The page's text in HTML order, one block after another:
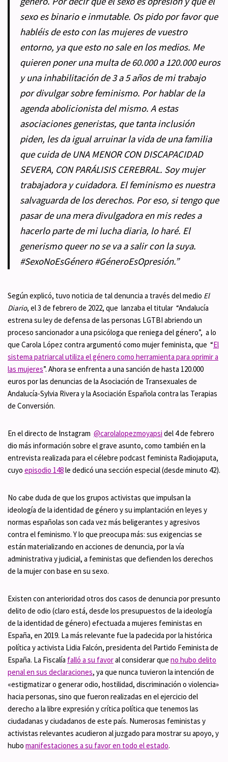
sexo es binario e inmutable. Os pido por favor que
habléis de esto con las mujeres de vuestro
entorno, ya que esto no sale en los medios. Me
quieren poner una multa de 60.000 a 120.000 euros
y una inhabilitación de 3 a 5 años de mi trabajo
por divulgar sobre feminismo. Por hablar de la
agenda abolicionista del mismo. A estas
asociaciones generistas, que tanta inclusión
piden, les da igual arruinar la vida de una familia
que cuida de UNA MENOR CON DISCAPACIDAD
SEVERA, CON PARÁLISIS CEREBRAL. Soy mujer
trabajadora y cuidadora. El feminismo es nuestra
salvaguarda de los derechos. Por eso, si tengo que
pasar de una mera divulgadora en mis redes a
hacerlo parte de mi lucha diaria, lo haré. El
generismo queer no se va a salir con la suya.
#SexoNoEsGénero #GéneroEsOpresión.”
Según explicó, tuvo noticia de tal denuncia a través del medio El
Diario, el 3 de febrero de 2022, que lanzaba el titular “Andalucía
estrena su ley de defensa de las personas LGTBI abriendo un
proceso sancionador a una psicóloga que reniega del género”, a lo
que Carola López contra argumentó como mujer feminista, que “El
sistema patriarcal utiliza el género como herramienta para oprimir a
las mujeres”. Ahora se enfrenta a una sanción de hasta 120.000
euros por las denuncias de la Asociación de Transexuales de
Andalucía-Sylvia Rivera y la Asociación Española contra las Terapias
de Conversión.
En el directo de Instagram @carolalopezmoyapsi del 4 de febrero
dio más información sobre el grave asunto, como también en la
entrevista realizada para el célebre podcast feminista Radiojaputa,
cuyo episodio 148le dedicó una sección especial (desde minuto 42).
No cabe duda de que los grupos activistas que impulsan la
ideología de la identidad de género y su implantación en leyes y
normas españolas son cada vez más beligerantes y agresivos
contra el feminismo. Y lo que preocupa más: sus exigencias se
están materializando en acciones de denuncia, por la vía
administrativa y judicial, a feministas que defienden los derechos
de la mujer con base en su sexo.
Existen con anterioridad otros dos casos de denuncia por presunto
delito de odio (claro está, desde los presupuestos de la ideología
de la identidad de género) efectuada a mujeres feministas en
España, en 2019. La más relevante fue la padecida por la histórica
política y activista Lidia Falcón, presidenta del Partido Feminista de
España. La Fiscalía falló a su favoral considerar que no hubo delito
penal en sus declaraciones, ya que nunca tuvieron la intención de
«estigmatizar o generar odio, hostilidad, discriminación o violencia»
hacia personas, sino que fueron realizadas en el ejercicio del
derecho a la libre expresión y crítica política que tenemos las
ciudadanas y ciudadanos de este país. Numerosas feministas y
activistas relevantes acudieron al juzgado para mostrar su apoyo, y
hubo manifestaciones a su favor en todo el estado.